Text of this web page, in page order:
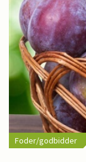
Foder/godbidder